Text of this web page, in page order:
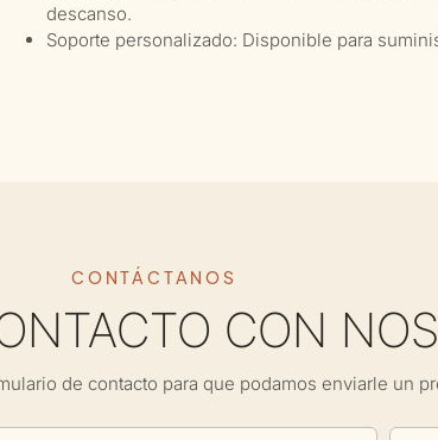
descanso.
Soporte personalizado: Disponible para
CONTÁCTANOS
CON
de contacto para que podamos enviarle un